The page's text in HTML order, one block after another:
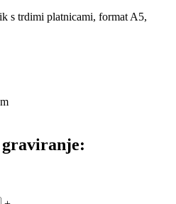
s trdimi platnicami, format A5,
graviranje: